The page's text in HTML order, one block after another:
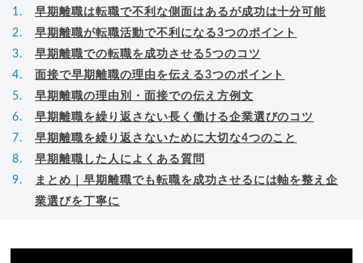
早期離職は転職で不利な側面はあるが成功は十分可能
早期離職が転職活動で不利になる3つのポイント
早期離職での転職を成功させる5つのコツ
面接で早期離職の理由を伝える3つのポイント
早期離職の理由別・面接での伝え方例文
早期離職を繰り返さない長く働ける企業選びのコツ
早期離職を繰り返さないために大切な4つのこと
早期離職した人によくある質問
まとめ｜早期離職でも転職を成功させるには軸を整え企
業選びを丁寧に